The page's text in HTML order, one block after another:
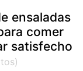
ensaladas
comer
satisfecho